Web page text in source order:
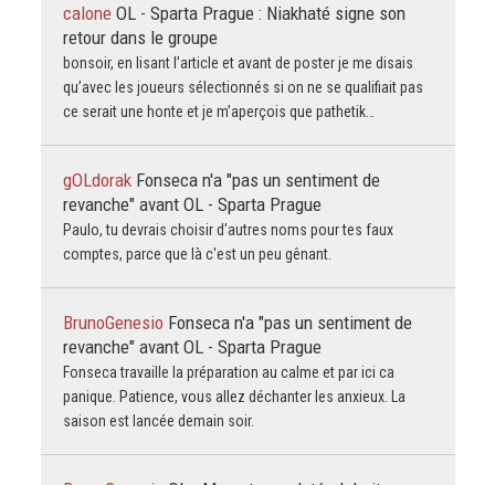
calone OL - Sparta Prague : Niakhaté signe son
retour dans le groupe
bonsoir, en lisant l’article et avant de poster je me disais
qu’avec les joueurs sélectionnés si on ne se qualifiait pas
ce serait une honte et je m’aperçois que pathetik…
gOLdorak Fonseca n'a "pas un sentiment de
revanche" avant OL - Sparta Prague
Paulo, tu devrais choisir d'autres noms pour tes faux
comptes, parce que là c'est un peu gênant.
BrunoGenesio Fonseca n'a "pas un sentiment de
revanche" avant OL - Sparta Prague
Fonseca travaille la préparation au calme et par ici ca
panique. Patience, vous allez déchanter les anxieux. La
saison est lancée demain soir.